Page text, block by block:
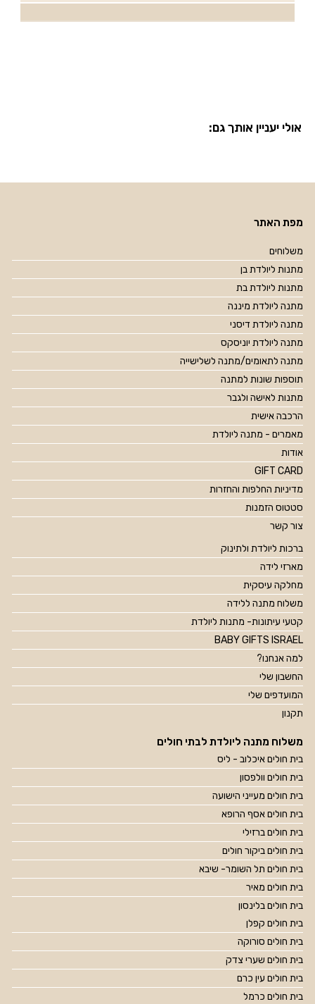
אולי יעניין אותך גם:
מפת האתר
משלוחים
מתנות ליולדת בן
מתנות ליולדת בת
מתנה ליולדת מיננה
מתנה ליולדת דיסני
מתנה ליולדת יוניסקס
מתנה לתאומים/מתנה לשלישייה
תוספות שונות למתנה
מתנות לאישה ולגבר
הרכבה אישית
מאמרים - מתנה ליולדת
אודות
GIFT CARD
מדיניות החלפות והחזרות
סטטוס הזמנות
צור קשר
ברכות ליולדת ולתינוק
מארזי לידה
מחלקה עיסקית
משלוח מתנה ללידה
קטעי עיתונות- מתנות ליולדת
BABY GIFTS ISRAEL
למה אנחנו?
החשבון שלי
המועדפים שלי
תקנון
משלוח מתנה ליולדת לבתי חולים
בית חולים איכלוב - ליס
בית חולים וולפסון
בית חולים מעייני הישועה
בית חולים אסף הרופא
בית חולים ברזילי
בית חולים ביקור חולים
בית חולים תל השומר- שיבא
בית חולים מאיר
בית חולים בלינסון
בית חולים קפלן
בית חולים סורוקה
בית חולים שערי צדק
בית חולים עין כרם
בית חולים כרמל